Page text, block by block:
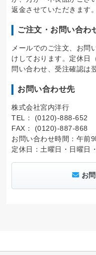
返金させていただきます。
ご注文・お問い合わ
メールでのご注文、お問
けしております。定休日
問い合わせ、受注確認は
お問い合わせ先
株式会社宮内洋行
TEL： (0120)-888-652
FAX： (0120)-887-868
お問い合わせ時間：午前
定休日：土曜日・日曜日
お